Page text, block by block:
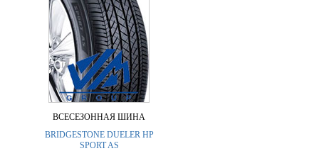
ВСЕСЕЗОННАЯ ШИНА
BRIDGESTONE DUELER HP
SPORT AS